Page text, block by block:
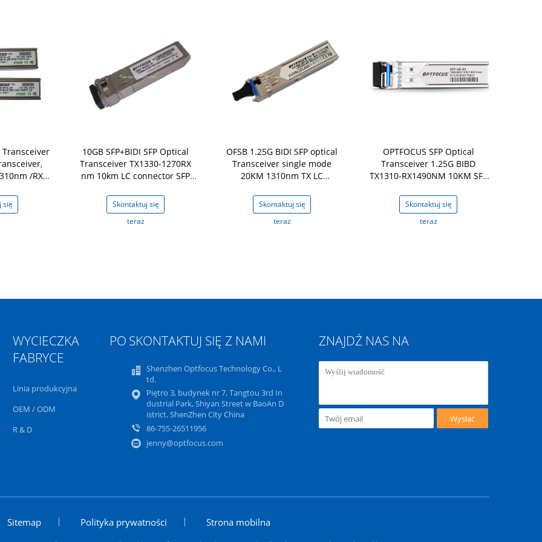
Transceiver
/RX
się
10GB SFP+BIDI SFP Optical
Transceiver TX1330-1270RX
nm 10km LC connector SFP
Skontaktuj się
teraz
OFSB 1.25G BIDI SFP optical
Transceiver single mode
20KM 1310nm TX LC
Transceiver
Skontaktuj się
teraz
OPTFOCUS SFP Optical
Transceiver 1.25G BIBD
TX1310-RX1490NM 10KM SFP
fiber
Skontaktuj się
teraz
WYCIECZKA PO
FABRYCE
Linia produkcyjna
OEM / ODM
R & D
SKONTAKTUJ SIĘ Z NAMI
Shenzhen Optfocus Technology Co., L
td.
Piętro 3, budynek nr 7, Tangtou 3rd In
dustrial Park, Shiyan Street w BaoAn D
istrict, ShenZhen City China
86-755-26511956
jenny@optfocus.com
ZNAJDŹ NAS NA
Wysłać
Sitemap Polityka prywatności Strona mobilna